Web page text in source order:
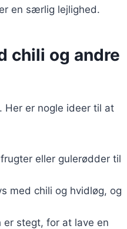
en særlig lejlighed.
chili og andre
Her er nogle ideer til at
eller gulerødder til
med chili og hvidløg, og
stegt, for at lave en